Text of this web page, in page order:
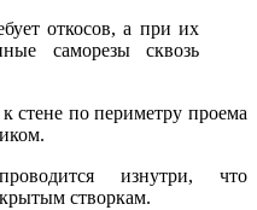
откосов, а при их
саморезы сквозь
стене по периметру проема
изнутри, что
створкам.